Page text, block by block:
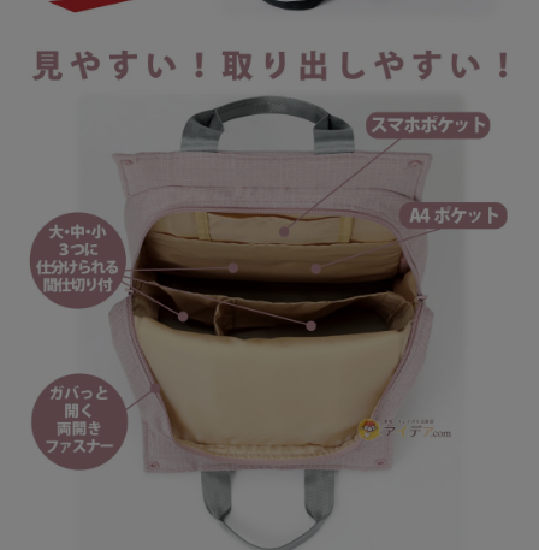
INFORMATION
ご利用ガイド
プライバシーポリシー
特定商取引法について
お問い合わせ